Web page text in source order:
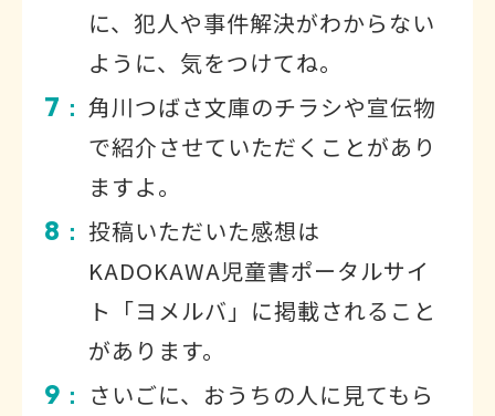
に、犯人や事件解決がわからない
ように、気をつけてね。
7 ： 角川つばさ文庫のチラシや宣伝物
で紹介させていただくことがあり
ますよ。
8 ： 投稿いただいた感想は
KADOKAWA児童書ポータルサイ
ト「ヨメルバ」に掲載されること
があります。
9 ：
さいごに、おうちの人に見てもら